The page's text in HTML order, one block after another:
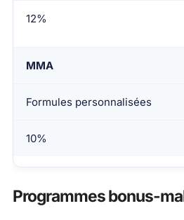
12%
MMA
Formules personnalisées
10%
Programmes bonus-